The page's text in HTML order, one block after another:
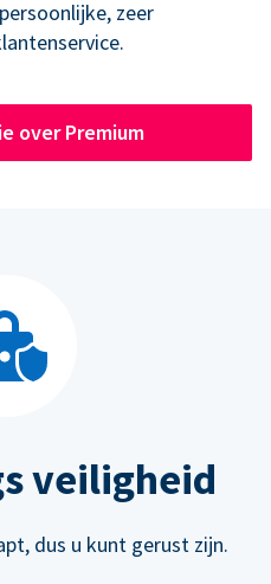
zeer
over Premium
veiligheid
dus u kunt gerust zijn.